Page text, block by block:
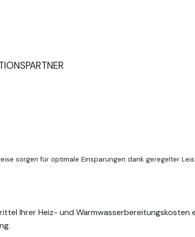
Bauweise sorgen für optimale
sorgen für optimale Einsparungen dank geregelter
Ihrer Heiz- und